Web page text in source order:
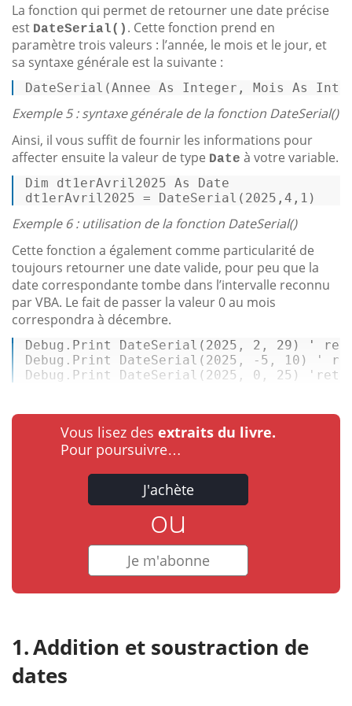
La fonction qui permet de retourner une date précise
est DateSerial() . Cette fonction prend en
paramètre trois valeurs : l’année, le mois et le jour, et
sa syntaxe générale est la suivante :
DateSerial(Annee As Integer , Mois As
Exemple 5 : syntaxe générale de la fonction DateSerial()
Ainsi, il vous suffit de fournir les informations pour
affecter ensuite la valeur de type Date à votre variable.
Dim dt1erAvril2025 As
Date
dt1erAvril2025 = DateSerial( 2025 , 4 , 1 )
Exemple 6 : utilisation de la fonction DateSerial()
Cette fonction a également comme particularité de
toujours retourner une date valide, pour peu que la
date correspondante tombe dans l’intervalle reconnu
par VBA. Le fait de passer la valeur 0 au mois
correspondra à décembre.
Debug .Print DateSerial ( 2025 , 2 , 29 ) '
Debug .Print DateSerial ( 2025 , - 5 , 10 ) '
Debug .Print DateSerial ( 2025 , 0 , 25 )
Vous lisez des extraits du livre.
Pour poursuivre…
J'achète
ou
Je m'abonne
Addition et soustraction de
dates